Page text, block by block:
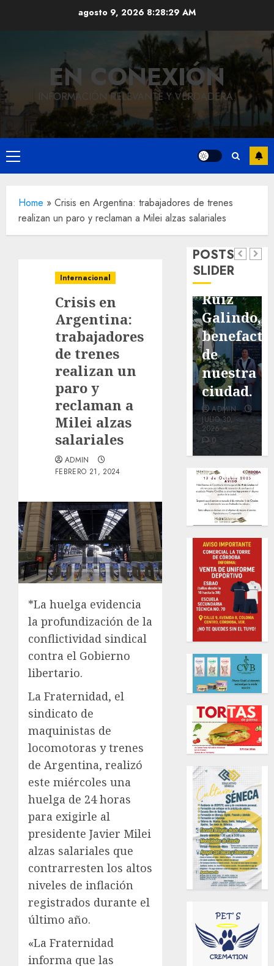
agosto 9, 2026 8:28:30 AM
EN CONEXIÓN
INFORMACIÓN RELEVANTE Y VERDADERA.
Menú
principal
Home » Crisis en Argentina: trabajadores de trenes
realizan un paro y reclaman a Milei alzas salariales
Internacional
Crisis en
Argentina:
trabajadores
de trenes
realizan un
paro y
reclaman a
Milei alzas
salariales
ADMIN
FEBRERO 21, 2024
*La huelga evidencia
la profundización de la
conflictividad sindical
contra el Gobierno
libertario.
La Fraternidad, el
sindicato de
maquinistas de
locomotoras y trenes
de Argentina, realizó
este miércoles una
huelga de 24 horas
para exigirle al
presidente Javier Milei
alzas salariales que
contrarresten los altos
niveles de inflación
registrados durante el
último año.
«La Fraternidad
informa que las
POSTS
SLIDER
Local
pavimentación
de San
Marcial
será
mejorada.
Interviene
CASF
ADMIN
JULIO 27,
2026
0
Reviven
la
exposición
de la
Minerva
Local
Hoy
del
natalicio
de Don
Antonio
Ruiz
Galindo,
de
nuestra
ciudad.
ADMIN
JULIO 30,
2026
0